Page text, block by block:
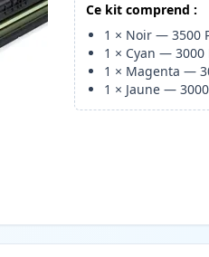
Ce kit comprend :
1 × Noir —3500
1 × Cyan —3000
1 × Magenta —
1 × Jaune —3000